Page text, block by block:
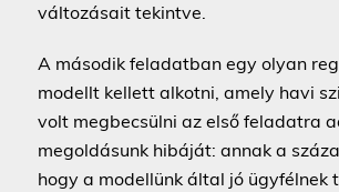
változásait tekintve.
A második feladatban egy olyan
modellt kellett alkotni, amely havi
volt megbecsülni az első feladatra
megoldásunk hibáját: annak a
hogy a modellünk által jó ügyfélnek